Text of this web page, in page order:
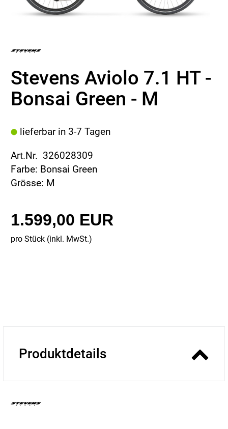
Stevens Aviolo 7.1 HT -
Bonsai Green - M
lieferbar in 3-7 Tagen
Art.Nr. 326028309
Farbe: Bonsai Green
Grösse: M
1.599,00 EUR
pro Stück (inkl. MwSt.)
Produktdetails